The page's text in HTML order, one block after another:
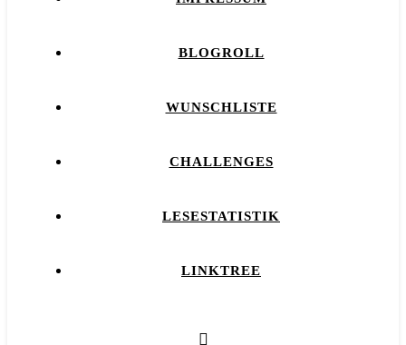
BLOGROLL
WUNSCHLISTE
CHALLENGES
LESESTATISTIK
LINKTREE